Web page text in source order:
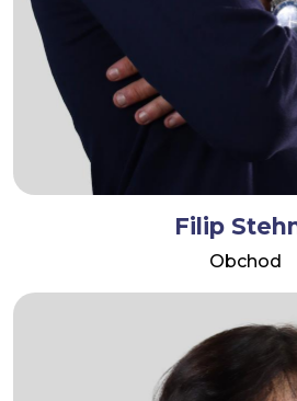
Filip
Obchod